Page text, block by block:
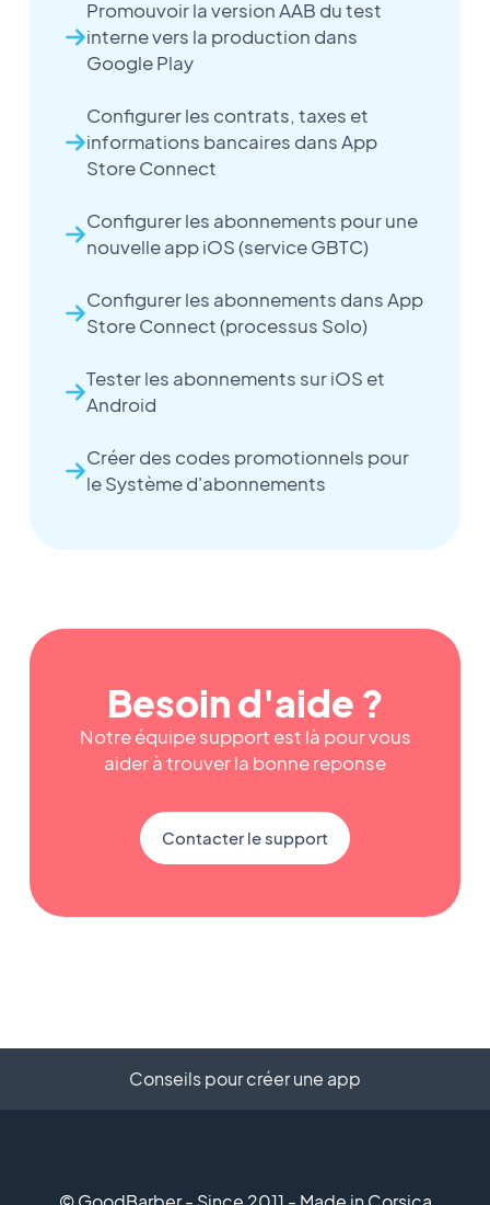
Promouvoir la version AAB du test
interne vers la production dans
Google Play
Configurer les contrats, taxes et
informations bancaires dans App
Store Connect
Configurer les abonnements pour une
nouvelle app iOS (service GBTC)
Configurer les abonnements dans App
Store Connect (processus Solo)
Tester les abonnements sur iOS et
Android
Créer des codes promotionnels pour
le Système d'abonnements
Besoin d'aide ?
Notre équipe support est là pour vous
aider à trouver la bonne reponse
Contacter le support
Conseils pour créer une app